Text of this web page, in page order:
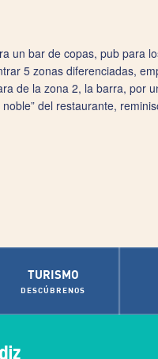
un bar de copas, pub para
5 zonas diferenciadas,
de la zona 2, la barra, por
del restaurante,
TURISMO
DESCÚBRENOS